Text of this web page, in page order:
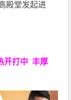
殿堂发起进
开打中 丰厚